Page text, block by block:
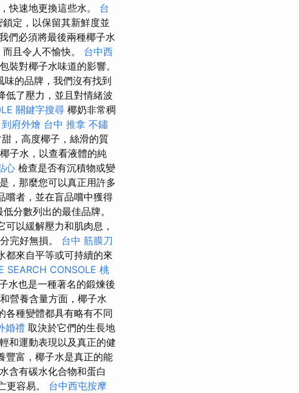
快速地更換這些水。 台
定，以保留其新鮮度並
們必須將最後兩種椰子水
且令人不愉快。 台中西
裝對椰子水味道的影響。
的品牌，我們沒有找到
低了壓力，並且對情緒波
關鍵字搜尋 椰奶非常稠
到府外燴 台中 推拿 不鏽
，高度椰子，絲滑的質
子水，以查看液體的純
心 檢查是否有沉積物或變
，那麼您可以真正用許多
嚐者，並在盲品嚐中獲得
分數列出的最佳品牌。
以緩解壓力和肌肉息，
完好無損。 台中 筋膜刀
都來自平等或可持續的來
SEARCH CONSOLE 桃
水也是一種著名的鍛煉後
營養含量方面，椰子水
各種變體都具有略有不同
婚禮 取決於它們的生長地
和運動表現以及真正的健
豐富，椰子水是真正的能
含有碳水化合物和蛋白
更容易。 台中西屯按摩